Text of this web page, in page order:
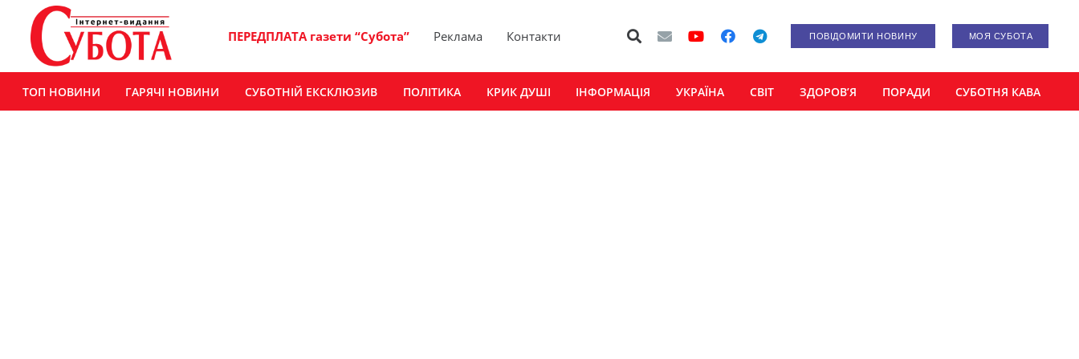
ПЕРЕДПЛАТА газети “Субота” Реклама Контакти ПОВІДОМИТИ НОВИНУ МОЯ СУБОТА
ТОП НОВИНИ ГАРЯЧІ НОВИНИ СУБОТНІЙ ЕКСКЛЮЗИВ ПОЛІТИКА КРИК ДУШІ ІНФОРМАЦІЯ УКРАЇНА СВІТ ЗДОРОВ’Я ПОРАДИ СУБОТНЯ КАВА